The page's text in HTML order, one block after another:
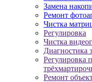
Замена
Ремонт
Чистка
Регулировка
Чистка
Диагностика
Регулировка
Ремонт